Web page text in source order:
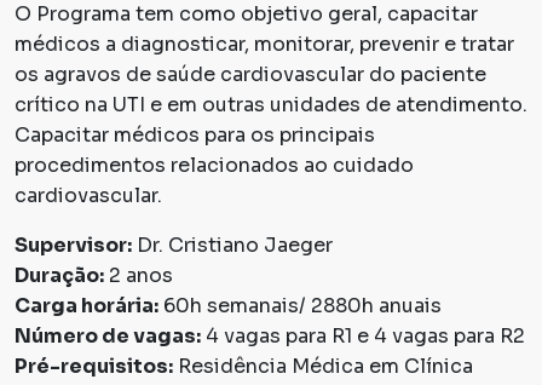
O Programa tem como objetivo geral, capacitar
médicos a diagnosticar, monitorar, prevenir e tratar
os agravos de saúde cardiovascular do paciente
crítico na UTI e em outras unidades de atendimento.
Capacitar médicos para os principais
procedimentos relacionados ao cuidado
cardiovascular.
Supervisor: Dr. Cristiano Jaeger
Duração: 2 anos
Carga horária: 60h semanais/ 2880h anuais
Número de vagas: 4 vagas para R1 e 4 vagas para R2
Pré-requisitos: Residência Médica em Clínica